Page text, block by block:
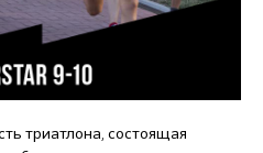
триатлона, состоящая